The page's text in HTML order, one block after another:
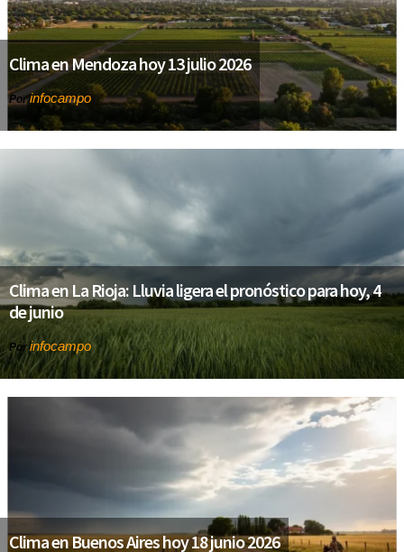
Clima en Mendoza hoy 13 julio 2026
Porinfocampo
Clima en La Rioja: Lluvia ligera el pronóstico para hoy, 4
de junio
Porinfocampo
Clima en Buenos Aires hoy 18 junio 2026